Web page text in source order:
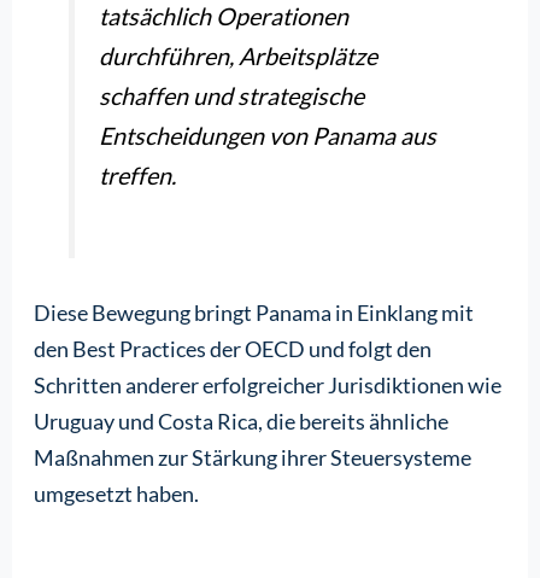
tatsächlich Operationen
durchführen, Arbeitsplätze
schaffen und strategische
Entscheidungen von Panama aus
treffen.
Diese Bewegung bringt Panama in Einklang mit
den Best Practices der OECD und folgt den
Schritten anderer erfolgreicher Jurisdiktionen wie
Uruguay und Costa Rica, die bereits ähnliche
Maßnahmen zur Stärkung ihrer Steuersysteme
umgesetzt haben.